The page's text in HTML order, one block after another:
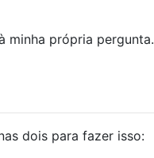
minha própria pergunta.
dois para fazer isso: